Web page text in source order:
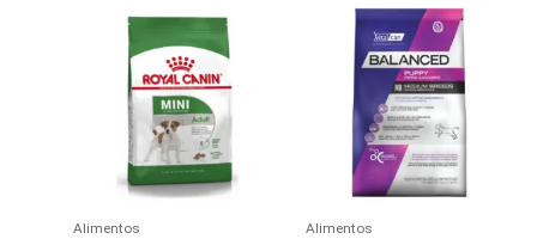
Alimentos Alimentos